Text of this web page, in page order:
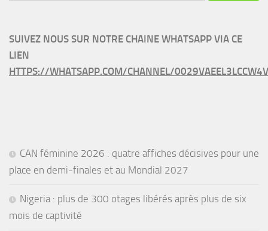
SUIVEZ NOUS SUR NOTRE CHAINE WHATSAPP VIA CE
LIEN
HTTPS://WHATSAPP.COM/CHANNEL/
CAN féminine 2026 : quatre affiches décisives pour une
place en demi-finales et au Mondial 2027
Nigeria : plus de 300 otages libérés après plus de six
mois de captivité